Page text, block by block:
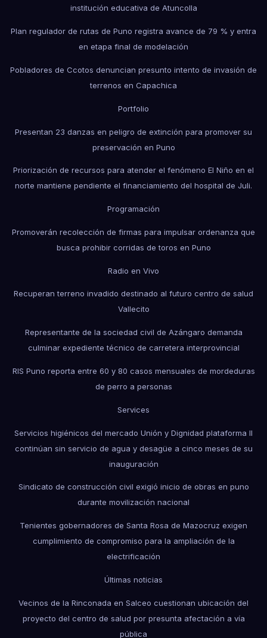
institución educativa de Atuncolla
Plan regulador de rutas de Puno registra avance de 79 % y entra
en etapa final de modelación
Pobladores de Ccotos denuncian presunto intento de invasión de
terrenos en Capachica
Portfolio
Presentan 23 danzas en peligro de extinción para promover su
preservación en Puno
Priorización de recursos para atender el fenómeno El Niño en el
norte mantiene pendiente el financiamiento del hospital de Juli.
Programación
Promoverán recolección de firmas para impulsar ordenanza que
busca prohibir corridas de toros en Puno
Radio en Vivo
Recuperan terreno invadido destinado al futuro centro de salud
Vallecito
Representante de la sociedad civil de Azángaro demanda
culminar expediente técnico de carretera interprovincial
RIS Puno reporta entre 60 y 80 casos mensuales de mordeduras
de perro a personas
Services
Servicios higiénicos del mercado Unión y Dignidad plataforma II
continúan sin servicio de agua y desagüe a cinco meses de su
inauguración
Sindicato de construcción civil exigió inicio de obras en puno
durante movilización nacional
Tenientes gobernadores de Santa Rosa de Mazocruz exigen
cumplimiento de compromiso para la ampliación de la
electrificación
Últimas noticias
Vecinos de la Rinconada en Salceo cuestionan ubicación del
proyecto del centro de salud por presunta afectación a vía
pública